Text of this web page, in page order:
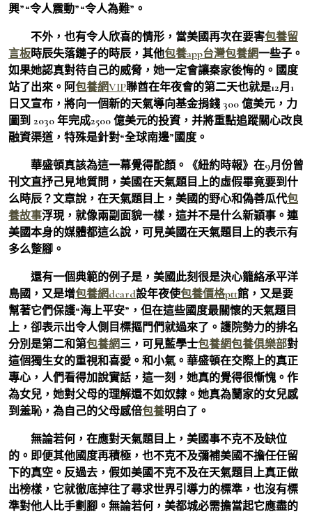
興”“令人震動”“令人為難”。
不外，也有令人欣喜的情形，當美國再次在要害包養留
言板時辰失落鏈子的時辰，其他包養app台灣包養網一些子。
如果她認真對待自己的威脅，她一定會讓秦家後悔的。國度
站了出來。阿包養網VIP聯酋在年夜會的第二天也就是12月1
日又宣布，將向一個新的天氣導向基金捐錢 300 億美元，力
圖到 2030 年完成2500 億美元的投資，并將重點追蹤關心改良
融資渠道，特殊是針對“全球南邊”國度。
華盛頓真該為這一幕覺得酡顏。《紐約時報》在9月份曾
刊文直抒己見地質問，美國在天氣題目上的虛假畢竟要到什
么時辰？文章說，在天氣題目上，美國的野心和偽善瓜代包
養故事浮現，就像兩副面貌一樣，這并不是什么新穎事。連
美國本身的媒體都這么說，可見美國在天氣題目上的表示有
多么蹩腳。
還有一個典範的例子是，美國此刻很是決心籠絡承平洋
島國，又是增包養網dcard設年夜使包養價格ptt館，又是要
幫著它們保護“海上平安”，但在這些國度最關懷的天氣題目
上，卻表示出令人側目標摳門們就過來了。護院勢力的排名
分別是第二和第包養網三，可見藍學士包養網包養俱樂部對
這個獨生女的重視和喜愛。和小氣。華盛頓在交際上的真正
專心，人們看得加說實話，這一刻，她真的覺得很慚愧。作
為女兒，她對父母的理解還不如奴隸。她真為蘭家的女兒感
到羞恥，為自己的父母感倍包養明白了。
無論若何，在應對天氣題目上，美國事不克不及缺位
的。即便其他國度再積極，也不克不及彌補美國不擔任任留
下的真空。反過去，假如美國不克不及在天氣題目上真正做
出榜樣，它就徹底掉往了尋求世界引導力的標準，也沒有標
準對他人比手劃腳。無論若何，美都城必需擔當起它應盡的